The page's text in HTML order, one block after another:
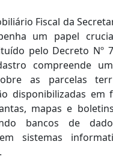
Fiscal da
um papel
pelo Decreto Nº
compreende
as parcelas
disponibilizadas em
mapas e
bancos de
sistemas